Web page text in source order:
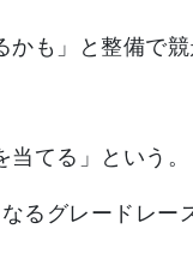
かも」と整備で
てる」という。
るグレードレー